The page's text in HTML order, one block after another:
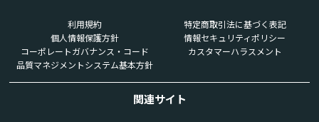
利用規約
特定商取引法に基づく表記
個人情報保護方針
情報セキュリティポリシー
コーポレートガバナンス・コード
カスタマーハラスメント
品質マネジメントシステム基本方針
関連サイト